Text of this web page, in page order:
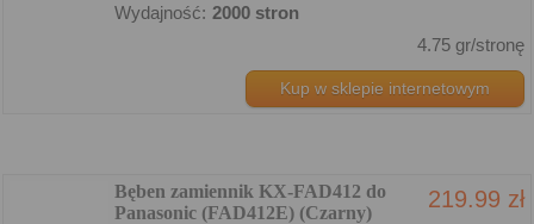
Wydajność: 2000 stron
4.75 gr/stronę
Kup w sklepie internetowym
Bęben zamiennik KX-FAD412 do
Panasonic (FAD412E) (Czarny)
219.99 zł